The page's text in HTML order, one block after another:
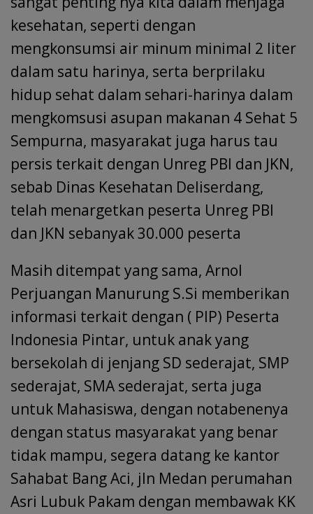
kesehatan, seperti dengan
mengkonsumsi air minum minimal 2 liter
dalam satu harinya, serta berprilaku
hidup sehat dalam sehari-harinya dalam
mengkomsusi asupan makanan 4 Sehat 5
Sempurna, masyarakat juga harus tau
persis terkait dengan Unreg PBI dan JKN,
sebab Dinas Kesehatan Deliserdang,
telah menargetkan peserta Unreg PBI
dan JKN sebanyak 30.000 peserta
Masih ditempat yang sama, Arnol
Perjuangan Manurung S.Si memberikan
informasi terkait dengan ( PIP) Peserta
Indonesia Pintar, untuk anak yang
bersekolah di jenjang SD sederajat, SMP
sederajat, SMA sederajat, serta juga
untuk Mahasiswa, dengan notabenenya
dengan status masyarakat yang benar
tidak mampu, segera datang ke kantor
Sahabat Bang Aci, jln Medan perumahan
Asri Lubuk Pakam dengan membawak KK